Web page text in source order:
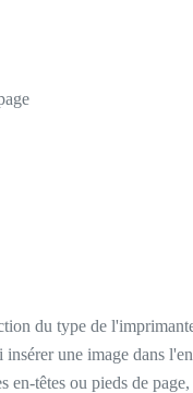
du type de
une image dans
en-têtes ou pieds de